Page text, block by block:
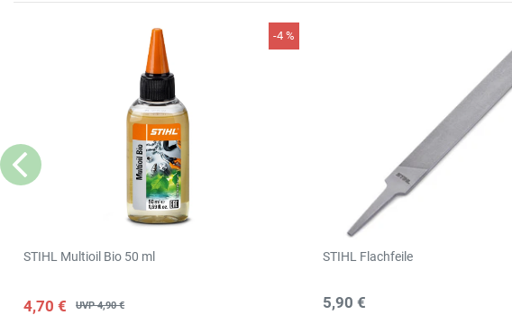
STIHL Multioil Bio 50 ml
UVP 4,90 €
4,70 €
-4 %
STIHL Flachfeile
5,90 €